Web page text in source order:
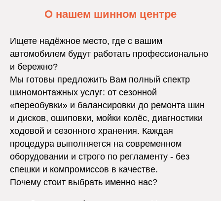
О нашем шинном центре
Ищете надёжное место, где с вашим
автомобилем будут работать профессионально
и бережно?
Мы готовы предложить Вам полный спектр
шиномонтажных услуг: от сезонной
«переобувки» и балансировки до ремонта шин
и дисков, ошиповки, мойки колёс, диагностики
ходовой и сезонного хранения. Каждая
процедура выполняется на современном
оборудовании и строго по регламенту - без
спешки и компромиссов в качестве.
Почему стоит выбрать именно нас?